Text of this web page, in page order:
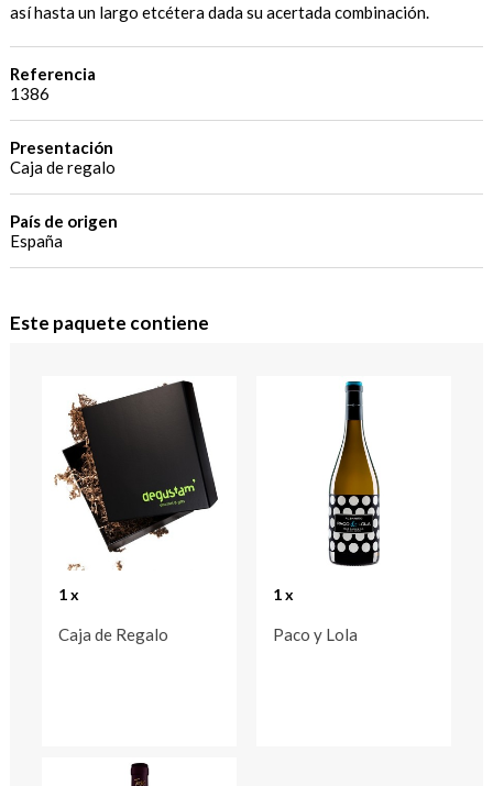
así hasta un largo etcétera dada su acertada combinación.
Referencia
1386
Presentación
Caja de regalo
País de origen
España
Este paquete contiene
1 x
Caja de Regalo
1 x
Paco y Lola